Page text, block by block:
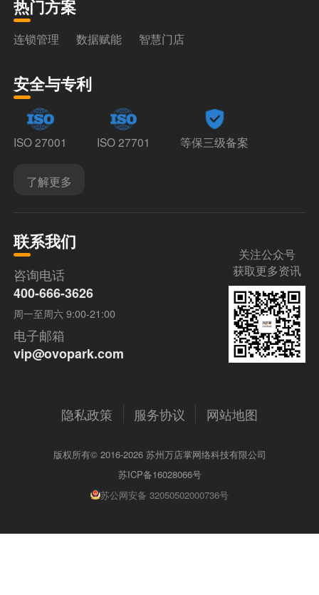
热门方案
连锁管理 数据赋能 智慧门店
安全与专利
ISO 27001 ISO 27701 等保三级备案
了解更多
联系我们
咨询电话
400-666-3626
周一至周六 9:00-21:00
电子邮箱
vip@ovopark.com
关注公众号
获取更多资讯
隐私政策 服务协议 网站地图
版权所有© 2016-2026 苏州万店掌网络科技有限公司
苏ICP备16028066号
苏公网安备 32050502000736号